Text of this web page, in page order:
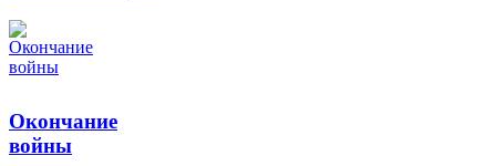
Окончание
войны